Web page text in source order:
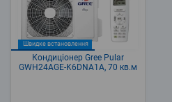
Швидке встановлення
Кондиціонер Gree Pular
GWH24AGE-K6DNA1A, 70 кв.м